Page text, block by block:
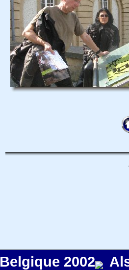
Belgique 2002